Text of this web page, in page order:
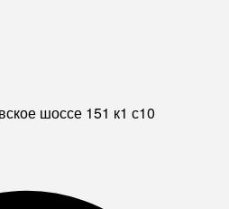
шоссе 151 к1 с10